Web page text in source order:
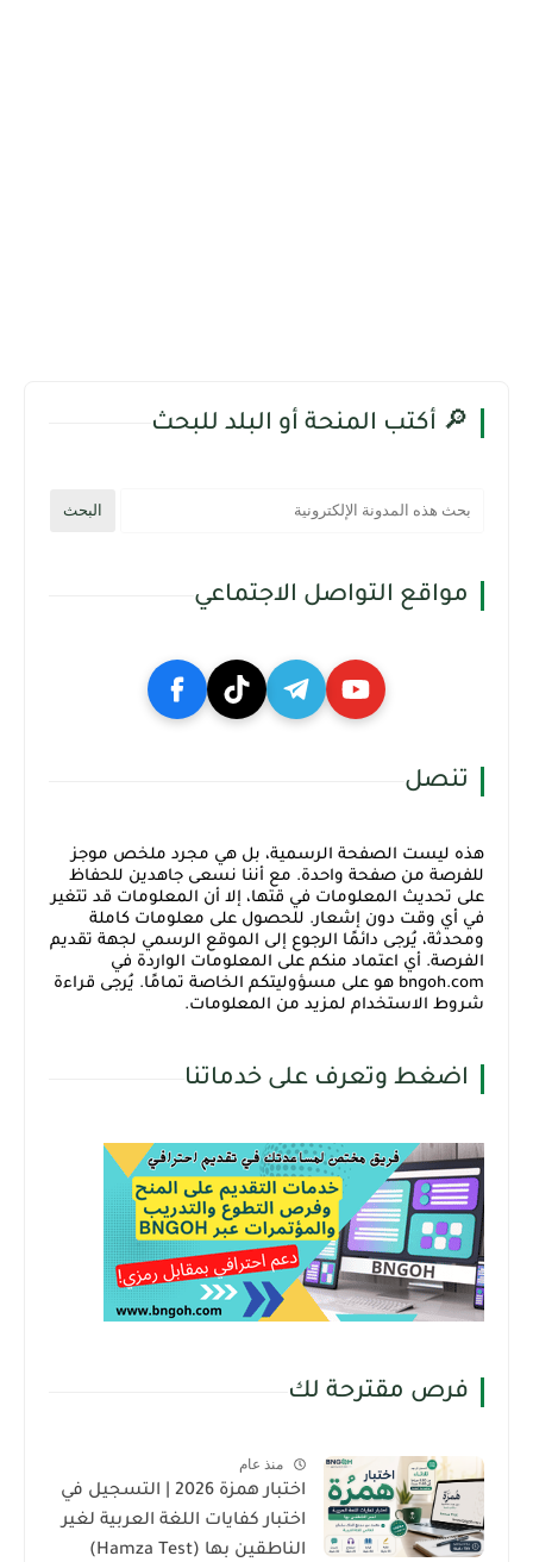
🔎 أكتب المنحة أو البلد للبحث
مواقع التواصل الاجتماعي
تنصل
هذه ليست الصفحة الرسمية، بل هي مجرد ملخص موجز
للفرصة من صفحة واحدة. مع أننا نسعى جاهدين للحفاظ
على تحديث المعلومات في قتها، إلا أن المعلومات قد تتغير
في أي وقت دون إشعار. للحصول على معلومات كاملة
ومحدثة، يُرجى دائمًا الرجوع إلى الموقع الرسمي لجهة تقديم
الفرصة. أي اعتماد منكم على المعلومات الواردة في
bngoh.com هو على مسؤوليتكم الخاصة تمامًا. يُرجى قراءة
شروط الاستخدام لمزيد من المعلومات.
اضغط وتعرف على خدماتنا
فرص مقترحة لك
منذ عام
اختبار همزة 2026 | التسجيل في
اختبار كفايات اللغة العربية لغير
الناطقين بها (Hamza Test)